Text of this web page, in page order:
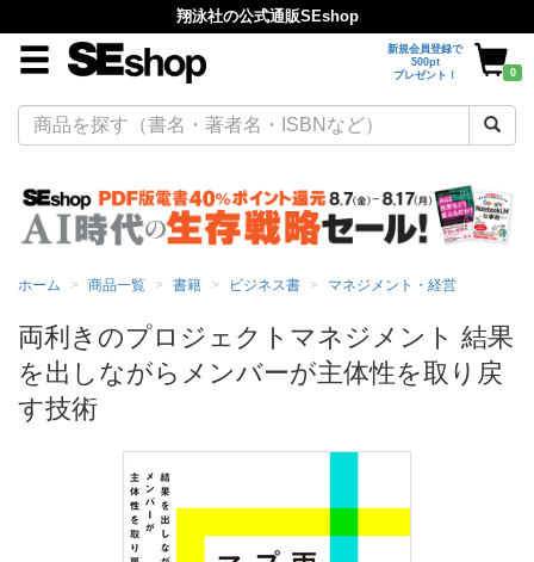
翔泳社の公式通販SEshop
新規会員登録で
500pt
プレゼント！
0
ホーム 商品一覧 書籍 ビジネス書 マネジメント・経営
両利きのプロジェクトマネジメント 結果
を出しながらメンバーが主体性を取り戻
す技術